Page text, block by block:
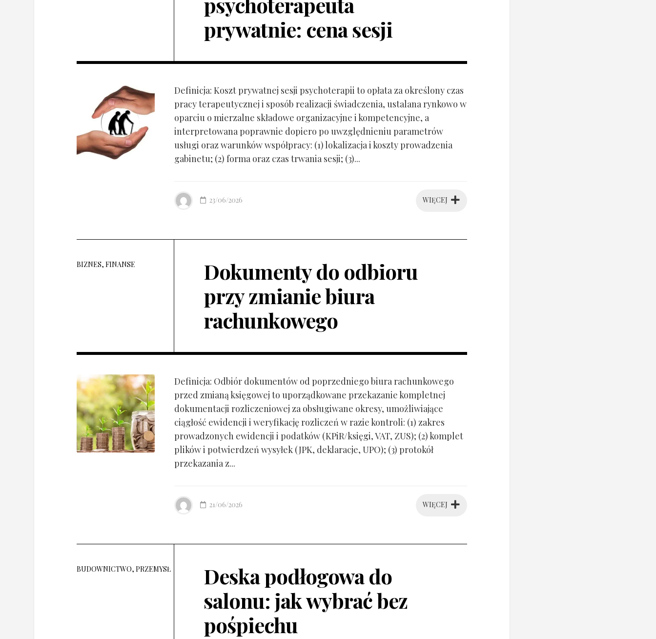
prywatnie: cena sesji
Definicja: Koszt prywatnej sesji psychoterapii to opłata za określony czas
pracy terapeutycznej i sposób realizacji świadczenia, ustalana rynkowo w
oparciu o mierzalne składowe organizacyjne i kompetencyjne, a
interpretowana poprawnie dopiero po uwzględnieniu parametrów
usługi oraz warunków współpracy: (1) lokalizacja i koszty prowadzenia
gabinetu; (2) forma oraz czas trwania sesji; (3)...
WIĘCEJ
23/06/2026
BIZNES, FINANSE
Dokumenty do odbioru
przy zmianie biura
rachunkowego
Definicja: Odbiór dokumentów od poprzedniego biura rachunkowego
przed zmianą księgowej to uporządkowane przekazanie kompletnej
dokumentacji rozliczeniowej za obsługiwane okresy, umożliwiające
ciągłość ewidencji i weryfikację rozliczeń w razie kontroli: (1) zakres
prowadzonych ewidencji i podatków (KPiR/księgi, VAT, ZUS); (2) komplet
plików i potwierdzeń wysyłek (JPK, deklaracje, UPO); (3) protokół
przekazania z...
WIĘCEJ
21/06/2026
BUDOWNICTWO, PRZEMYSŁ
Deska podłogowa do
salonu: jak wybrać bez
pośpiechu